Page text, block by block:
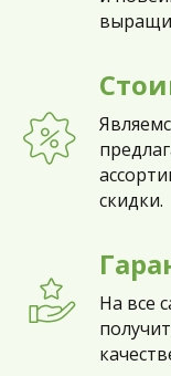
скидки.
На все